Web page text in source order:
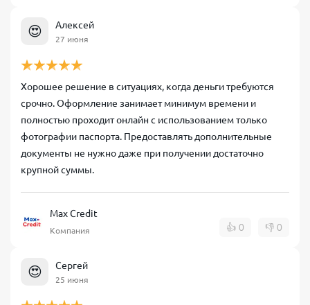
😍 Алексей
27 июня
Хорошее решение в ситуациях, когда деньги требуются
срочно. Оформление занимает минимум времени и
полностью проходит онлайн с использованием только
фотографии паспорта. Предоставлять дополнительные
документы не нужно даже при получении достаточно
крупной суммы.
Max Credit
Компания 👍 0 👎 0
😍 Сергей
25 июня